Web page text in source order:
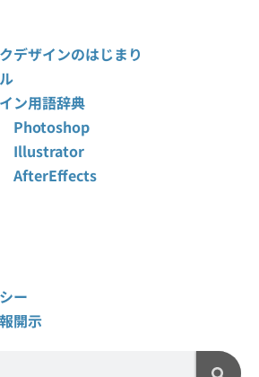
デザインのはじまり
ン用語辞典
Photoshop
Illustrator
AfterEffects
ー
開示